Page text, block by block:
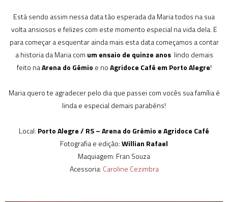
Está sendo assim nessa data tão esperada da Maria todos na sua
volta ansiosos e felizes com este momento especial na vida dela. E
para começar a esquentar ainda mais esta data começamos a contar
a historia da Maria com um ensaio de quinze anos lindo demais
feito naArena do Gêmio e noAgridoce Café em Porto Alegre!
Maria quero te agradecer pelo dia que passei com vocês sua família é
linda e especial demais parabéns!
Local: Porto Alegre / RS – Arena do Grêmio e Agridoce Café
Fotografia e edição:Willian Rafael
Maquiagem: Fran Souza
Acessoria: Caroline Cezimbra